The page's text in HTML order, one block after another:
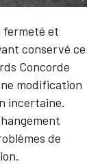
fermeté et
conservé ce
Concorde
modification
incertaine.
de